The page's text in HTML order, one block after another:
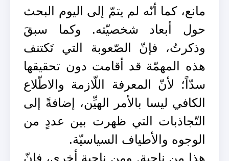
مانع، كما أنّه لم يتمّ إلى اليوم البحث
حول أبعاد شخصيّته. وكما سبقَ
وذكرتُ، فإنّ الصّعوبة التي تَكتنف
هذه المهمّة قد أقامت دون تحقيقها
سدّاً؛ لأنّ المعرفة اللّازمة والاطّلاع
الكافي ليسا بالأمر الهيِّن، إضافةً إلى
التّجاذبات التي ظهرت بين عددٍ من
الوجوه والأطياف السياسيّة.
هذا من ناحية. ومن ناحية أخرى، فإنّ